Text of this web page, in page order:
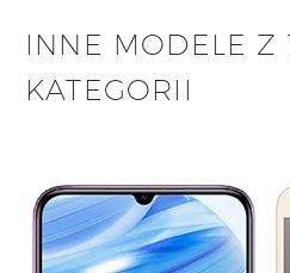
INNE MODELE Z
KATEGORII